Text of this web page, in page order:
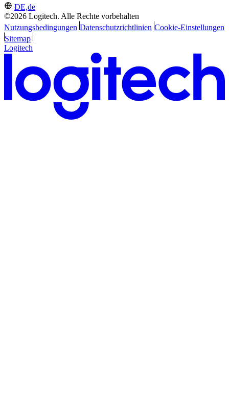
DE,de
©2026 Logitech. Alle Rechte vorbehalten
Nutzungsbedingungen Datenschutzrichtlinien Cookie-Einstellungen
Sitemap
Logitech